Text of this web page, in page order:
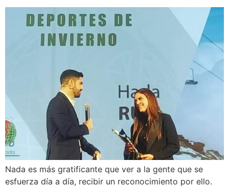
Nada es más gratificante que ver a la gente que se
esfuerza día a día, recibir un reconocimiento por ello.